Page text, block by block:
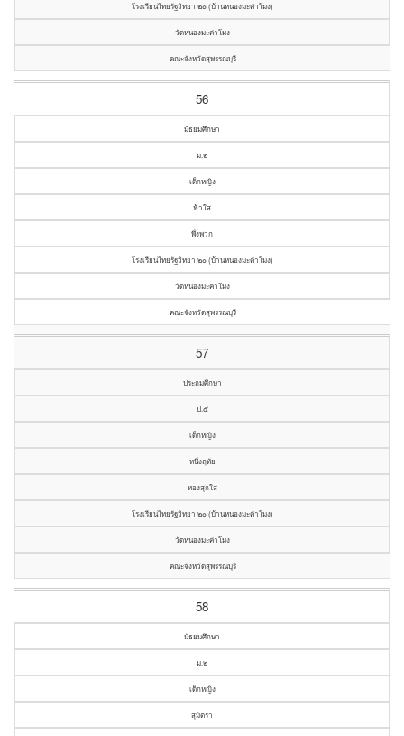
โรงเรียนไทยรัฐวิทยา ๒๐ (บ้านหนองมะค่าโมง)
วัดหนองมะค่าโมง
คณะจังหวัดสุพรรณบุรี
56
มัธยมศึกษา
ม.๒
เด็กหญิง
ฟ้าใส
พึ่งพวก
โรงเรียนไทยรัฐวิทยา ๒๐ (บ้านหนองมะค่าโมง)
วัดหนองมะค่าโมง
คณะจังหวัดสุพรรณบุรี
57
ประถมศึกษา
ป.๕
เด็กหญิง
หนึ่งฤทัย
ทองสุกใส
โรงเรียนไทยรัฐวิทยา ๒๐ (บ้านหนองมะค่าโมง)
วัดหนองมะค่าโมง
คณะจังหวัดสุพรรณบุรี
58
มัธยมศึกษา
ม.๒
เด็กหญิง
สุมิตรา